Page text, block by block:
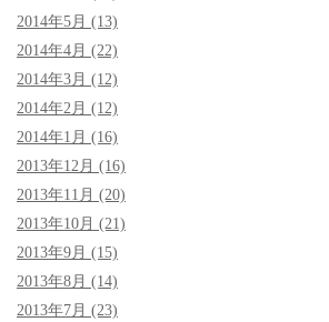
2014年5月 (13)
2014年4月 (22)
2014年3月 (12)
2014年2月 (12)
2014年1月 (16)
2013年12月 (16)
2013年11月 (20)
2013年10月 (21)
2013年9月 (15)
2013年8月 (14)
2013年7月 (23)